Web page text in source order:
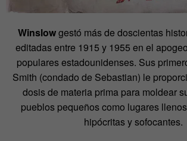
Winslowgestó más de doscientas
editadas entre 1915 y 1955 en el
populares estadounidenses. Sus
Smith (condado de Sebastian) le
dosis de materia prima para moldear
pueblos pequeños como lugares
hipócritas y sofocantes.